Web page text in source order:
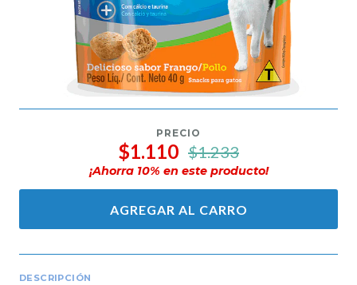
PRECIO
$1.110 $1.233
¡Ahorra 10% en este producto!
AGREGAR AL CARRO
DESCRIPCIÓN